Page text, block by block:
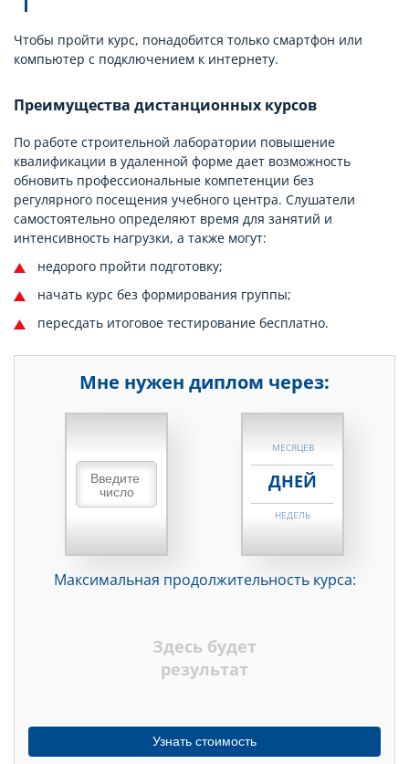
Чтобы пройти курс, понадобится только смартфон или
компьютер с подключением к интернету.
Преимущества дистанционных курсов
По работе строительной лаборатории повышение
квалификации в удаленной форме дает возможность
обновить профессиональные компетенции без
регулярного посещения учебного центра. Слушатели
самостоятельно определяют время для занятий и
интенсивность нагрузки, а также могут:
недорого пройти подготовку;
начать курс без формирования группы;
пересдать итоговое тестирование бесплатно.
Мне нужен диплом через:
НЕДЕЛЬ
МЕСЯЦЕВ
ДНЕЙ
НЕДЕЛЬ
ДНЕЙ
Максимальная продолжительность курса:
Здесь будет
результат
Узнать стоимость